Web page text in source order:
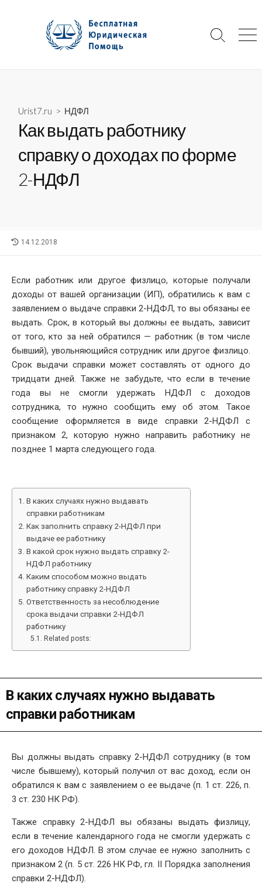
Search
Urist7.ru > НДФЛ
Как выдать работнику
справку о доходах по форме
2-НДФЛ
LAST
14.12.2018
Если работник или другое физлицо, которые получали
доходы от вашей организации (ИП), обратились к вам с
заявлением о выдаче справки 2-НДФЛ, то вы обязаны ее
выдать. Срок, в который вы должны ее выдать, зависит
от того, кто за ней обратился — работник (в том числе
бывший), увольняющийся сотрудник или другое физлицо.
Срок выдачи справки может составлять от одного до
тридцати дней. Также не забудьте, что если в течение
года вы не смогли удержать НДФЛ с доходов
сотрудника, то нужно сообщить ему об этом. Такое
сообщение оформляется в виде справки 2-НДФЛ с
признаком 2, которую нужно направить работнику не
позднее 1 марта следующего года.
В каких случаях нужно выдавать
справки работникам
Как заполнить справку 2-НДФЛ при
выдаче ее работнику
В какой срок нужно выдать справку 2-
НДФЛ работнику
Каким способом можно выдать
работнику справку 2-НДФЛ
Ответственность за несоблюдение
срока выдачи справки 2-НДФЛ
работнику
Related posts:
В каких случаях нужно выдавать
справки работникам
Вы должны выдать справку 2-НДФЛ сотруднику (в том
числе бывшему), который получил от вас доход, если он
обратился к вам с заявлением о ее выдаче (п. 1 ст. 226, п.
3 ст. 230 НК РФ).
Также справку 2-НДФЛ вы обязаны выдать физлицу,
если в течение календарного года не смогли удержать с
его доходов НДФЛ. В этом случае ее нужно заполнить с
признаком 2 (п. 5 ст. 226 НК РФ, гл. II Порядка заполнения
справки 2-НДФЛ).